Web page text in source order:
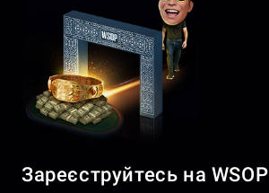
Зареєструйтесь на WSOP